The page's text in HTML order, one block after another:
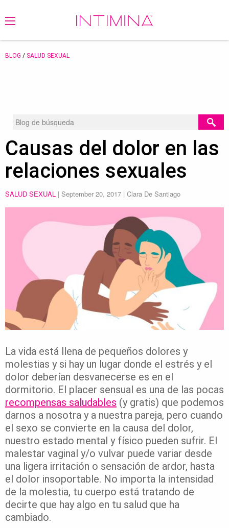
BLOG / SALUD SEXUAL
Causas del dolor en las
relaciones sexuales
SALUD SEXUAL | September 20, 2017 | Clara De Santiago
La vida está llena de pequeños dolores y
molestias y si hay un lugar donde el estrés y el
dolor deberían desvanecerse es en el
dormitorio. El placer sensual es una de las pocas
recompensas saludables (y gratis) que podemos
darnos a nosotra y a nuestra pareja, pero cuando
el sexo se convierte en la causa del dolor,
nuestro estado mental y físico pueden sufrir. El
malestar vaginal y/o vulvar puede variar desde
una ligera irritación o sensación de ardor, hasta
el dolor insoportable. No importa la intensidad
de la molestia, tu cuerpo está tratando de
decirte que hay algo en tu salud que ha
cambiado.